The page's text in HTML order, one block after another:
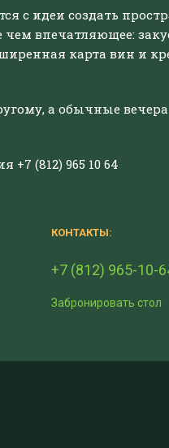
с идеи создать
впечатляющее:
карта вин и
а обычные
(812) 965 10 64
КОНТАКТЫ:
+7 (812) 965-10-
Забронировать стол
Я
+7
Я даю